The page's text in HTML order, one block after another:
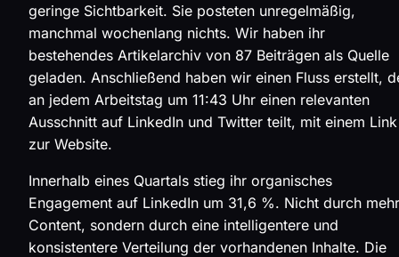
geringe Sichtbarkeit. Sie posteten unregelmäßig,
manchmal wochenlang nichts. Wir haben ihr
bestehendes Artikelarchiv von 87 Beiträgen als Quelle
geladen. Anschließend haben wir einen Fluss erstellt,
an jedem Arbeitstag um 11:43 Uhr einen relevanten
Ausschnitt auf LinkedIn und Twitter teilt, mit einem Link
zur Website.
Innerhalb eines Quartals stieg ihr organisches
Engagement auf LinkedIn um 31,6 %. Nicht durch mehr
Content, sondern durch eine intelligentere und
konsistentere Verteilung der vorhandenen Inhalte. Die